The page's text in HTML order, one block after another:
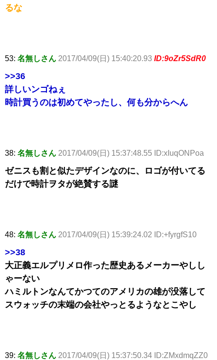
るな
53: 名無しさん 2017/04/09(日) 15:40:20.93 ID:9oZr5SdR0
>>36
詳しいンゴねぇ
時計買うのは初めてやったし、何も分からへん
38: 名無しさん 2017/04/09(日) 15:37:48.55 ID:xIuqONPoa
ゼニスも割と似たデザインなのに、ロゴが付いてる
だけで時計ヲタが絶賛する謎
48: 名無しさん 2017/04/09(日) 15:39:24.02 ID:+fyrgfS10
>>38
大正義エルプリメロ作った歴史あるメーカーやしし
ゃーない
ハミルトンなんてかつてのアメリカの雄が没落して
スウォッチの末端の会社やっとるようなとこやし
39: 名無しさん 2017/04/09(日) 15:37:50.34 ID:ZMxdmqZZ0